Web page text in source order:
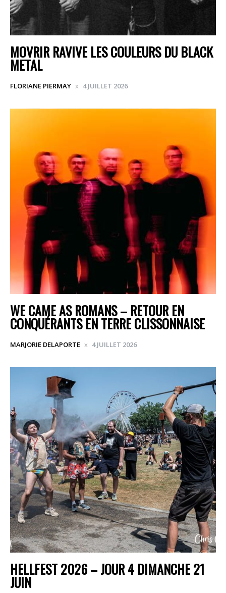
MOVRIR RAVIVE LES COULEURS DU BLACK
METAL
FLORIANE PIERMAY 4 JUILLET 2026
WE CAME AS ROMANS – RETOUR EN
CONQUÉRANTS EN TERRE CLISSONNAISE
MARJORIE DELAPORTE 4 JUILLET 2026
HELLFEST 2026 – JOUR 4 DIMANCHE 21
JUIN